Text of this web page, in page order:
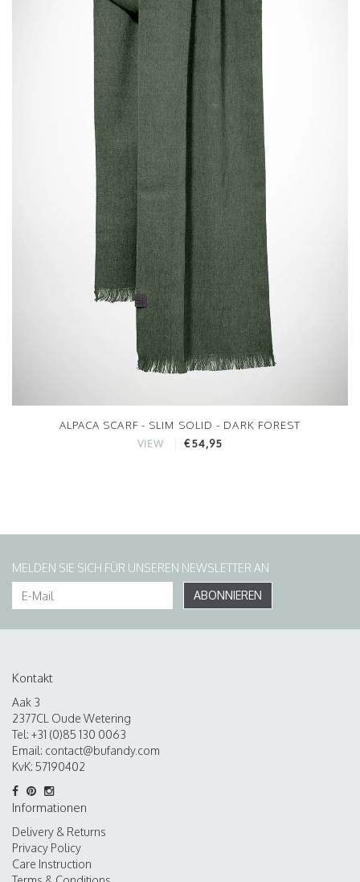
ALPACA SCARF - SLIM SOLID - DARK FOREST
VIEW €54,95
MELDEN SIE SICH FÜR UNSEREN NEWSLETTER AN
ABONNIEREN
Kontakt
Aak 3
2377CL Oude Wetering
Tel: +31 (0)85 130 0063
Email: contact@bufandy.com
KvK: 57190402
Informationen
Delivery & Returns
Privacy Policy
Care Instruction